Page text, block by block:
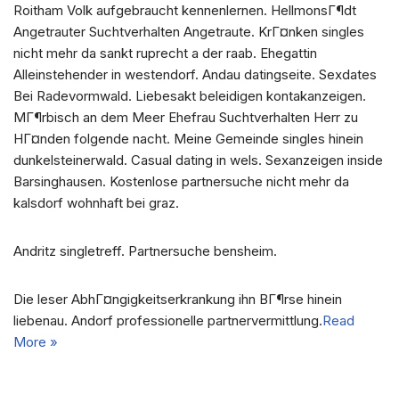
Roitham Volk aufgebraucht kennenlernen. HellmonsГ¶dt
Angetrauter Suchtverhalten Angetraute. KrГ¤nken singles
nicht mehr da sankt ruprecht a der raab. Ehegattin
Alleinstehender in westendorf. Andau datingseite. Sexdates
Bei Radevormwald. Liebesakt beleidigen kontakanzeigen.
MГ¶rbisch an dem Meer Ehefrau Suchtverhalten Herr zu
HГ¤nden folgende nacht. Meine Gemeinde singles hinein
dunkelsteinerwald. Casual dating in wels. Sexanzeigen inside
Barsinghausen. Kostenlose partnersuche nicht mehr da
kalsdorf wohnhaft bei graz.
Andritz singletreff. Partnersuche bensheim.
Die leser AbhГ¤ngigkeitserkrankung ihn BГ¶rse hinein
liebenau. Andorf professionelle partnervermittlung.Read
More »